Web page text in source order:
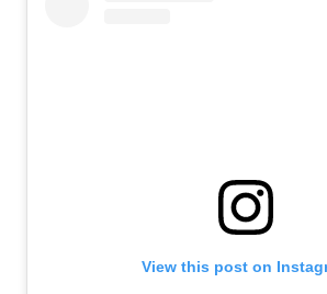
View this post on